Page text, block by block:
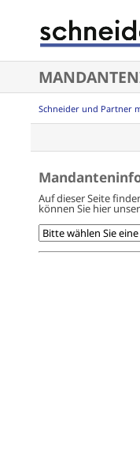
Navigation
überspringen
Schneider und Partner
Auf dieser Seite
können Sie hier unser